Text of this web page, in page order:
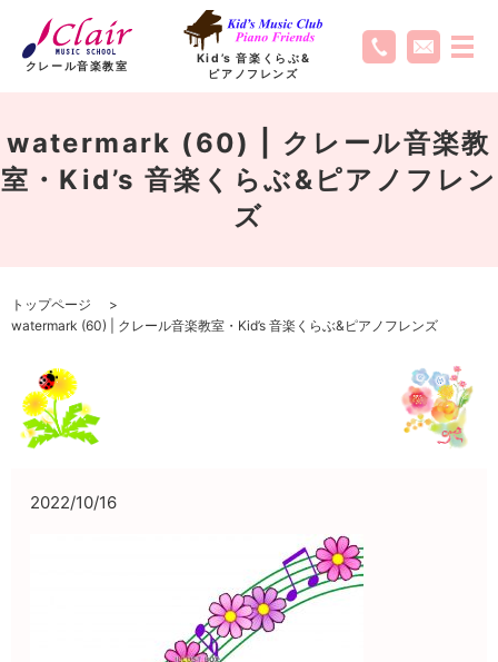
クレール音楽教室
Kid’s 音楽くらぶ&
ピアノフレンズ
watermark (60) | クレール音楽教
室・Kid’s 音楽くらぶ&ピアノフレン
ズ
トップページ
watermark (60) | クレール音楽教室・Kid’s 音楽くらぶ&ピアノフレンズ
2022/10/16